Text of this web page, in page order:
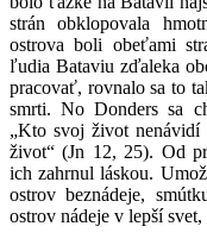
strán obklopovala
ostrova boli obeťami
ľudia Bataviu zďaleka
pracovať, rovnalo sa to
smrti. No Donders sa
„Kto svoj život nenávidí
život“ (Jn 12, 25). Od
ich zahrnul láskou.
ostrov beznádeje,
ostrov nádeje v lepší